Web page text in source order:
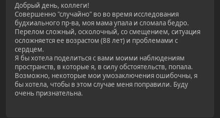
Добрый день, коллеги!
Совершенно "случайно" во во время исследования
будхиального пр-ва, моя мама упала и сломала бедро.
Перелом сложный, осколочный, со смещением, ситуация
осложняется ее возрастом (88 лет) и проблемами с
сердцем.
Я бы хотела поделиться с вами моими наблюдениям
пространств, в которые я, в силу обстоятельств, попала.
Возможно, некоторые мои умозаключения ошибочны, я
бы хотела, чтобы в этом случае меня поправили. Буду
очень признательна.